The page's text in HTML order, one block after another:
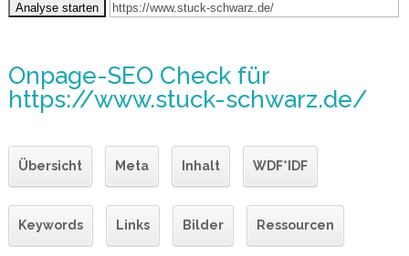
Onpage-SEO Checkfür
https://www.stuck-schwarz.de/
Übersicht Meta Inhalt WDF*IDF
Keywords Links Bilder Ressourcen